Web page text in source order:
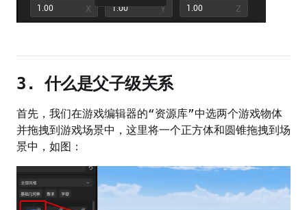
3. 什么是父子级关系
首先，我们在游戏编辑器的“资源库”中选两个游戏物体
并拖拽到游戏场景中，这里将一个正方体和圆锥拖拽到场
景中，如图：